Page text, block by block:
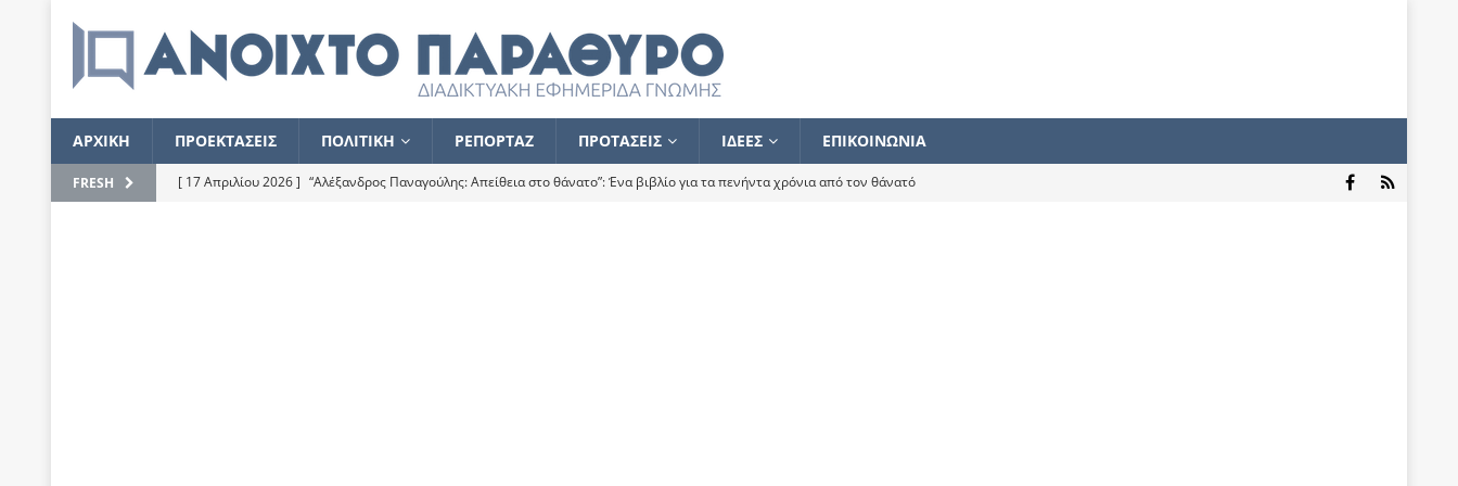
ΑΡΧΙΚΗ ΠΡΟΕΚΤΑΣΕΙΣ ΠΟΛΙΤΙΚΗ ΡΕΠΟΡΤΑΖ ΠΡΟΤΑΣΕΙΣ ΙΔΕΕΣ ΕΠΙΚΟΙΝΩΝΙΑ
FRESH [ 17 Απριλίου 2026 ] “Αλέξανδρος Παναγούλης: Απείθεια στο θάνατο”: Ένα βιβλίο για τα πενήντα χρόνια από τον θάνατό